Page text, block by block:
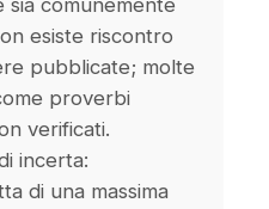
sia comunemente
esiste riscontro
pubblicate; molte
proverbi
verificati.
incerta:
di una massima